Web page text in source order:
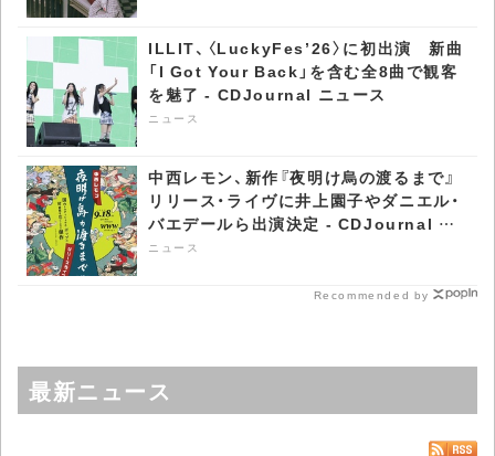
ILLIT、〈LuckyFes’26〉に初出演 新曲
「I Got Your Back」を含む全8曲で観客
を魅了 - CDJournal ニュース
ニュース
中西レモン、新作『夜明け烏の渡るまで』
リリース・ライヴに井上園子やダニエル・
バエデールら出演決定 - CDJournal ニ
ュース
ニュース
Recommended by
最新ニュース